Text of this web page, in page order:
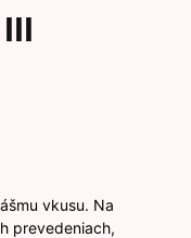
vkusu. Na
prevedeniach,